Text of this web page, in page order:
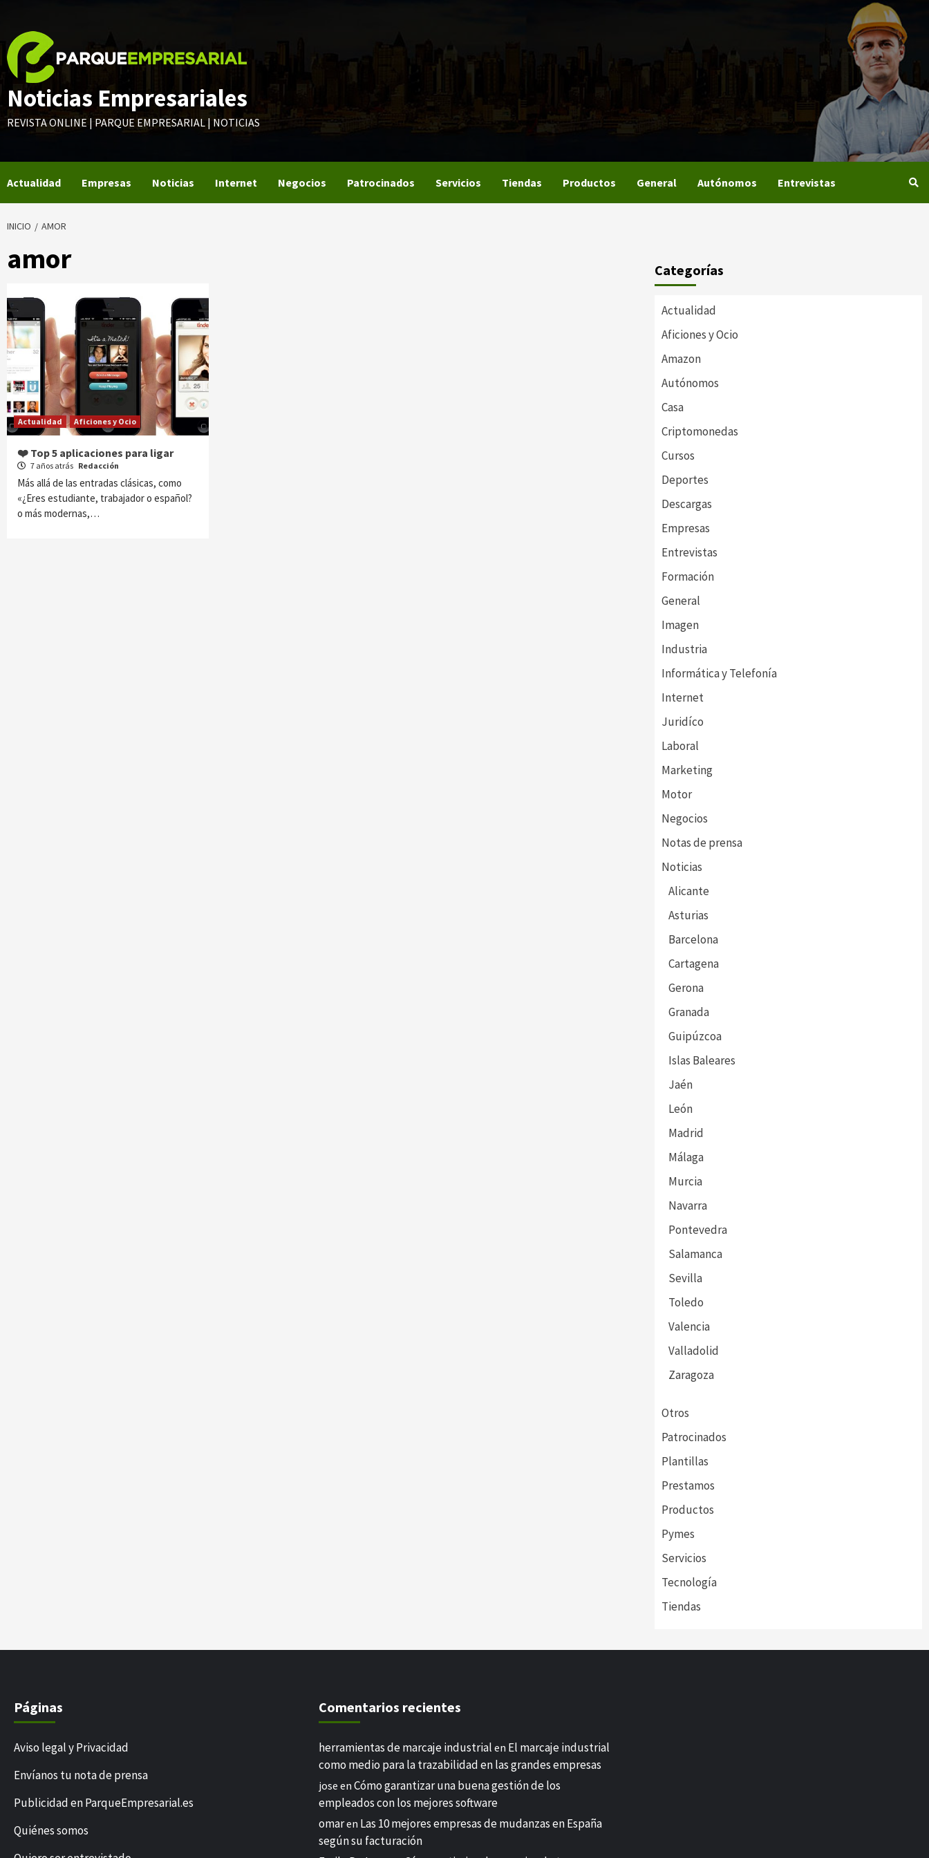
contenido
Noticias Empresariales
REVISTA ONLINE | PARQUE EMPRESARIAL | NOTICIAS
Actualidad Empresas Noticias Internet Negocios Patrocinados Servicios Tiendas Productos General Autónomos Entrevistas
INICIO AMOR
amor
Actualidad Aficiones y Ocio
❤️ Top 5 aplicaciones para ligar
7 años atrás Redacción
Más allá de las entradas clásicas, como
«¿Eres estudiante, trabajador o español?
o más modernas,…
Categorías
Actualidad
Aficiones y Ocio
Amazon
Autónomos
Casa
Criptomonedas
Cursos
Deportes
Descargas
Empresas
Entrevistas
Formación
General
Imagen
Industria
Informática y Telefonía
Internet
Juridíco
Laboral
Marketing
Motor
Negocios
Notas de prensa
Noticias
Alicante
Asturias
Barcelona
Cartagena
Gerona
Granada
Guipúzcoa
Islas Baleares
Jaén
León
Madrid
Málaga
Murcia
Navarra
Pontevedra
Salamanca
Sevilla
Toledo
Valencia
Valladolid
Zaragoza
Otros
Patrocinados
Plantillas
Prestamos
Productos
Pymes
Servicios
Tecnología
Tiendas
Páginas
Aviso legal y Privacidad
Envíanos tu nota de prensa
Publicidad en ParqueEmpresarial.es
Quiénes somos
Comentarios recientes
herramientas de marcaje industrial en El marcaje industrial
como medio para la trazabilidad en las grandes empresas
jose enCómo garantizar una buena gestión de los
empleados con los mejores software
omaren Las 10 mejores empresas de mudanzas en España
según su facturación